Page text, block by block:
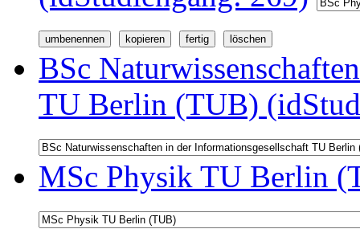
BSc
TU Berlin (TUB)
MSc Physik TU Berlin